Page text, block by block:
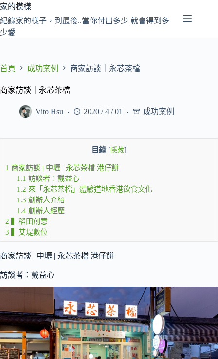
跳
至
主
容
家的模樣
紀錄家的樣子，到最後..當你付出多少 就會得到多
少愛
首頁 成功案例 商家訪談｜永芯茶檔
商家訪談｜永芯茶檔
Vito Hsu 2020 / 4 / 01 成功案例
目錄 [ 隱藏]
1 商家訪談 | 中壢 | 永芯茶檔 港仔餅
1.1 訪談者：戴益心
1.2 來「永芯茶檔」體驗道地香港飲食文化
1.3 創辦人介紹
1.4創辦人經歷
2 ▍稻田創意
3 ▍艾堤數位
商家訪談 | 中壢 | 永芯茶檔 港仔餅
訪談者：戴益心